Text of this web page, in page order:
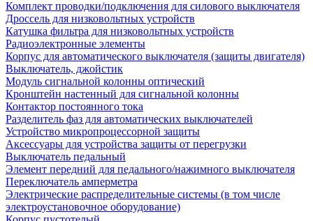
Комплект проводки/подключения для силового выключателя
Дроссель для низковольтных устройств
Катушка фильтра для низковольтных устройств
Радиоэлектронные элементы
Корпус для автоматического выключателя (защиты двигателя)
Выключатель, джойстик
Модуль сигнальной колонны оптический
Кронштейн настенный для сигнальной колонны
Контактор постоянного тока
Разделитель фаз для автоматических выключателей
Устройство микропроцессорной защиты
Аксессуары для устройства защиты от перегрузки
Выключатель педальный
Элемент передний для педального/нажимного выключателя
Переключатель амперметра
Электрические распределительные системы (в том числе
электроустановочное оборудование)